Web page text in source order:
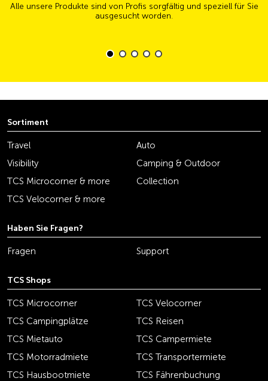
Alle unsere Produkte sind von Profis sorgfältig und speziell für Sie
ausgesucht worden.
Sortiment
Travel
Auto
Visibility
Camping & Outdoor
TCS Microcorner & more
Collection
TCS Velocorner & more
Haben Sie Fragen?
Fragen Support
TCS Shops
TCS Microcorner
TCS Velocorner
TCS Campingplätze
TCS Reisen
TCS Mietauto
TCS Campermiete
TCS Motorradmiete
TCS Transportermiete
TCS Hausbootmiete
TCS Fährenbuchung